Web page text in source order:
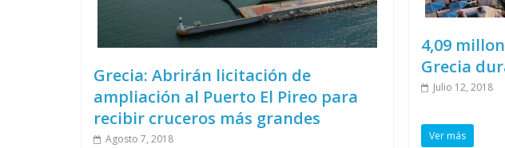
Grecia: Abrirán licitación de
ampliación al Puerto El Pireo para
recibir cruceros más grandes
Agosto 7, 2018
4,09
Grecia
Julio 12, 2018
Ver más